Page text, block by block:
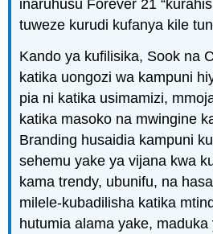
inaruhusu Forever 21
tuweze kurudi kufanya kile
Kando ya kufilisika, Sook na
katika uongozi wa kampuni
pia ni katika usimamizi,
katika masoko na mwingine
Branding husaidia kampuni
sehemu yake ya vijana kwa
kama trendy, ubunifu, na
milele-kubadilisha katika
hutumia alama yake,